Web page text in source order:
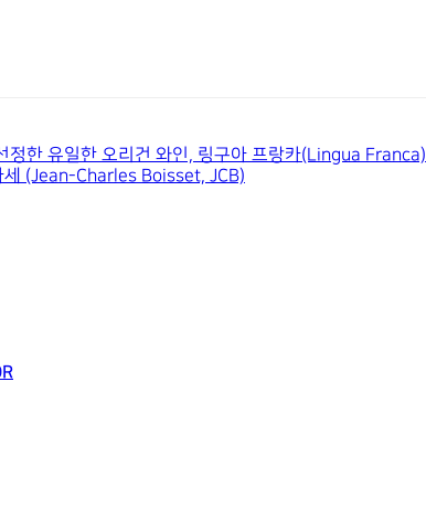
정한 유일한 오리건 와인, 링구아 프랑카(Lingua Franca)
세 (Jean-Charles Boisset, JCB)